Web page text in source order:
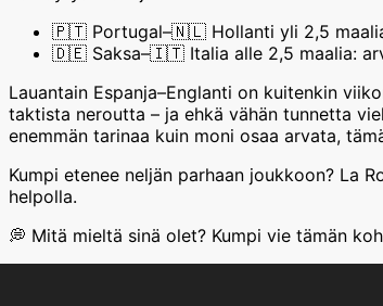
🇵🇹 Portugal–🇳🇱 Hollanti yli 2,5
🇩🇪 Saksa–🇮🇹 Italia alle 2,5 maalia:
Lauantain Espanja–Englanti on kuitenkin
taktista neroutta – ja ehkä vähän tunnetta
enemmän tarinaa kuin moni osaa arvata,
Kumpi etenee neljän parhaan joukkoon? La
helpolla.
💭 Mitä mieltä sinä olet? Kumpi vie tämän